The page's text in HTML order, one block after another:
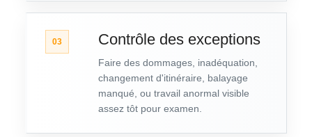
03 Contrôle des exceptions
Faire des dommages, inadéquation,
changement d'itinéraire, balayage
manqué, ou travail anormal visible
assez tôt pour examen.